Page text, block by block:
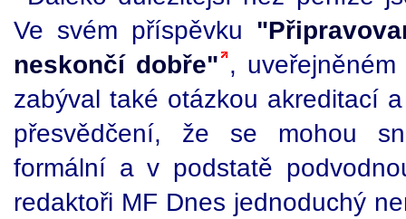
Ve svém příspěvku
neskončí dobře" ,
zabýval také otázkou akreditací
přesvědčení, že se mohou
formální a v podstatě
redaktoři MF Dnes jednoduchý